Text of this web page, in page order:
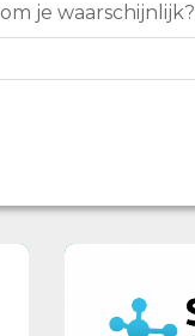
je waarschijnlijk?